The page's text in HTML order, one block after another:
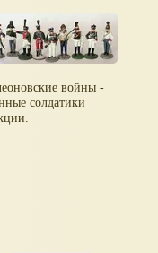
войны -
солдатики